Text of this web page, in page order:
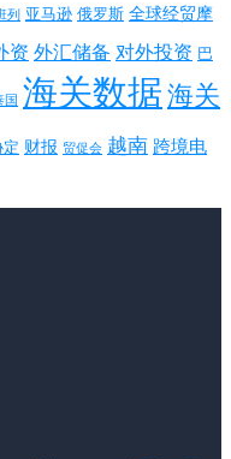
列 亚马逊 俄罗斯 全球经贸摩
资 外汇储备 对外投资 巴
国 海关数据 海关
定 财报 贸促会 越南 跨境电